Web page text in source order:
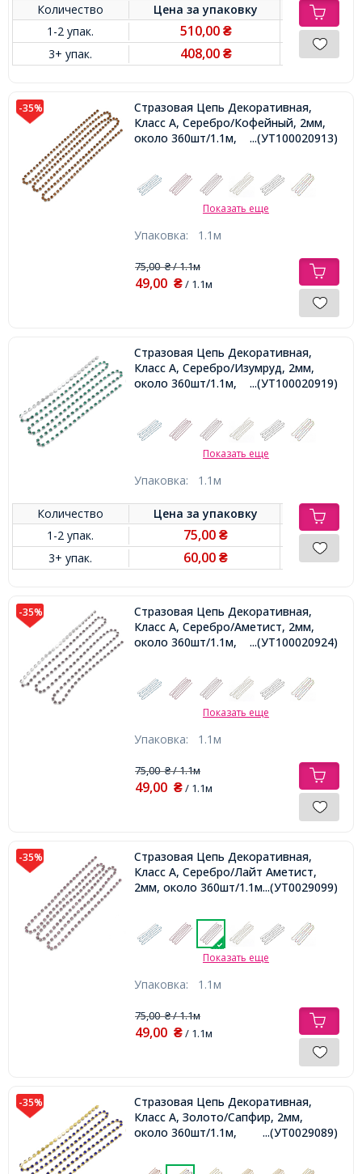
Количество Цена заупаковку
1-2 упак.
510,00 ₴
3+ упак. 408,00 ₴
-35%
Стразовая Цепь Декоративная,
Класс А, Серебро/Кофейный, 2мм,
около 360шт/1.1м,
...(УТ100020913)
Показать еще
Упаковка: 1.1м
75,00₴/ 1.1м
49,00 ₴/ 1.1м
Стразовая Цепь Декоративная,
Класс А, Серебро/Изумруд, 2мм,
около 360шт/1.1м,
...(УТ100020919)
Показать еще
Упаковка: 1.1м
Количество Цена заупаковку
1-2 упак.
75,00₴
3+ упак. 60,00₴
-35%
Стразовая Цепь Декоративная,
Класс А, Серебро/Аметист, 2мм,
около 360шт/1.1м,
...(УТ100020924)
Показать еще
Упаковка: 1.1м
75,00₴/ 1.1м
49,00 ₴/ 1.1м
-35%
Стразовая Цепь Декоративная,
Класс А, Серебро/Лайт Аметист,
2мм, около 360шт/1.1м,...(УТ0029099)
Показать еще
Упаковка: 1.1м
75,00₴/ 1.1м
49,00 ₴/ 1.1м
-35%
Стразовая Цепь Декоративная,
Класс А, Золото/Сапфир, 2мм,
около 360шт/1.1м,
...(УТ0029089)